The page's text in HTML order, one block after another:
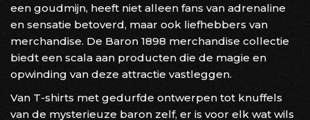
een goudmijn, heeft niet alleen fans van adrenaline
en sensatie betoverd, maar ook liefhebbers van
merchandise. De Baron 1898 merchandise collectie
biedt een scala aan producten die de magie en
opwinding van deze attractie vastleggen.
Van T-shirts met gedurfde ontwerpen tot knuffels
van de mysterieuze baron zelf, er is voor elk wat wils